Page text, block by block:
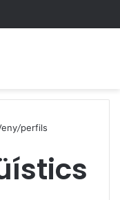
/perfils